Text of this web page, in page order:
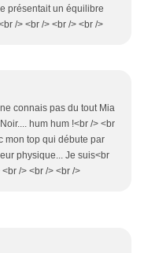
présentait un équilibre
/> <br /> <br /> <br />
connais pas du tout Mia
hum hum !<br /> <br
mon top qui débute par
physique... Je suis<br
/> <br /> <br />